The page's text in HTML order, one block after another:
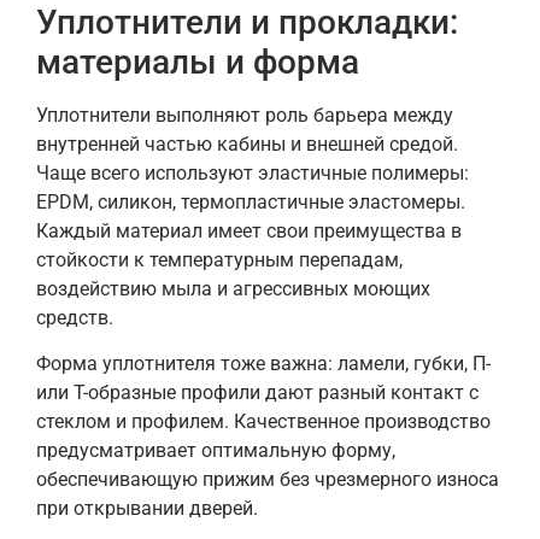
Уплотнители и прокладки:
материалы и форма
Уплотнители выполняют роль барьера между
внутренней частью кабины и внешней средой.
Чаще всего используют эластичные полимеры:
EPDM, силикон, термопластичные эластомеры.
Каждый материал имеет свои преимущества в
стойкости к температурным перепадам,
воздействию мыла и агрессивных моющих
средств.
Форма уплотнителя тоже важна: ламели, губки, П-
или T-образные профили дают разный контакт с
стеклом и профилем. Качественное производство
предусматривает оптимальную форму,
обеспечивающую прижим без чрезмерного износа
при открывании дверей.